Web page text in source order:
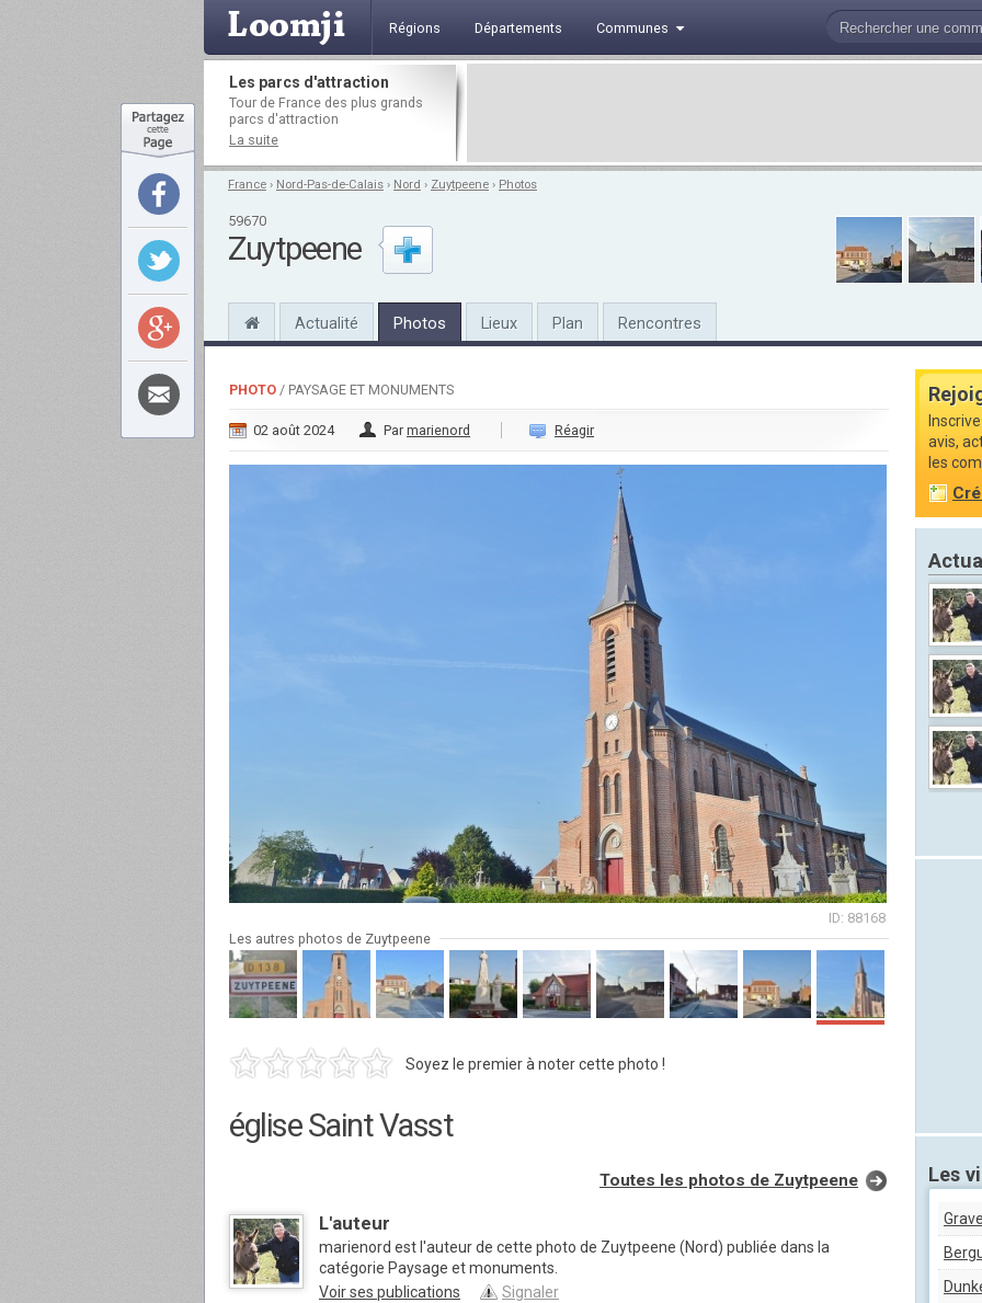
Régions Départements Communes
Les parcs d'attraction
Tour de France des plus grands
parcs d'attraction
La suite
France › Nord-Pas-de-Calais › Nord › Zuytpeene › Photos
59670
Zuytpeene
Actualité Photos Lieux Plan Rencontres
PHOTO / PAYSAGE ET MONUMENTS
02 août 2024 Par marienord Réagir
ID: 88168
Les autres photos de Zuytpeene
Soyez le premier à noter cette photo !
église Saint Vasst
Toutes les photos de Zuytpeene
L'auteur
marienord est l'auteur de cette photo de Zuytpeene (Nord) publiée dans la
catégorie Paysage et monuments.
Voir ses publications
Signaler
avis,
les
Les